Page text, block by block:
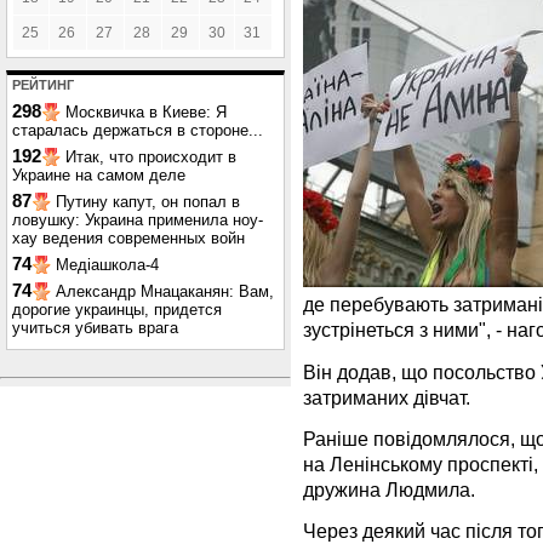
25 26 27 28 29 30 31
РЕЙТИНГ
298
Москвичка в Киеве: Я
старалась держаться в стороне...
192
Итак, что происходит в
Украине на самом деле
87
Путину капут, он попал в
ловушку: Украина применила ноу-
хау ведения современных войн
74 Медіашкола-4
74
Александр Мнацаканян: Вам,
дорогие украинцы, придется
учиться убивать врага
де перебувають
зустрінеться з ними", -
Він додав, що
затриманих дівчат.
Раніше повідомлялося, що
на Ленінському
дружина Людмила.
Через деякий час після